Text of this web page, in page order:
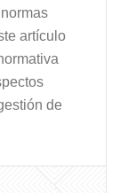
artículo
de